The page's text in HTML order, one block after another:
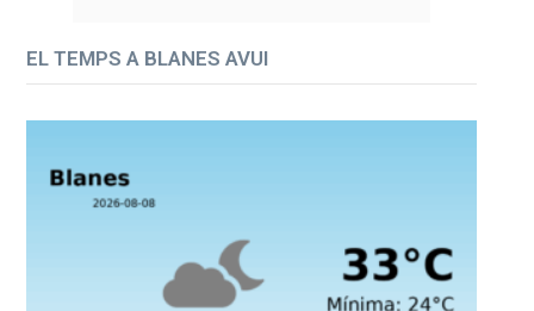
EL TEMPS A BLANES AVUI